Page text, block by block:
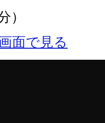
）
面で見る